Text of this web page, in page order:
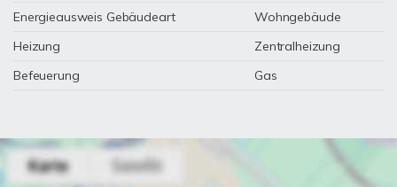
Energieausweis Gebäudeart
Wohngebäude
Heizung
Zentralheizung
Befeuerung
Gas